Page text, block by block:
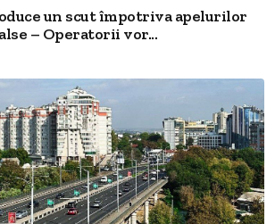
un scut împotriva apelurilor
– Operatorii vor...